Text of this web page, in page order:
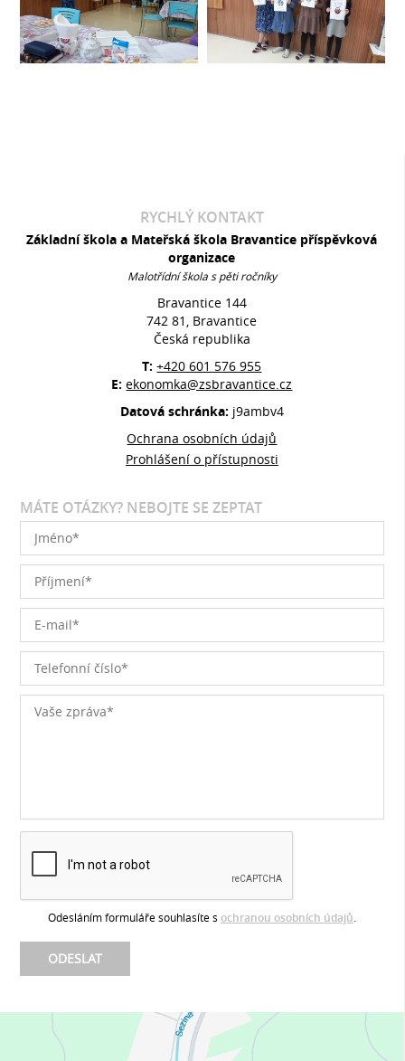
RYCHLÝ KONTAKT
Základní škola a Mateřská škola Bravantice příspěvková
organizace
Malotřídní škola s pěti ročníky
Bravantice 144
742 81, Bravantice
Česká republika
T:+420 601 576 955
E:ekonomka@zsbravantice.cz
Datová schránka: j9ambv4
Ochrana osobních údajů
Prohlášení o přístupnosti
MÁTE OTÁZKY? NEBOJTE SE ZEPTAT
Odesláním formuláře souhlasíte s ochranou osobních údajů